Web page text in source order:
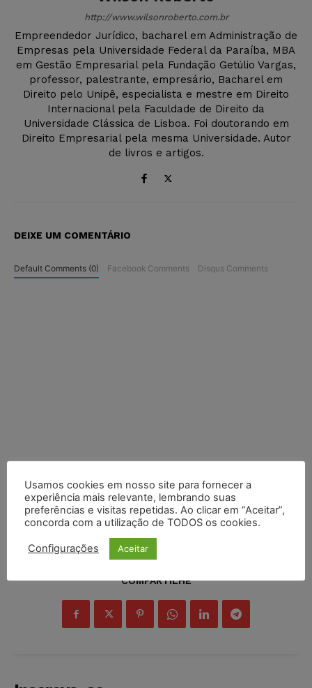
http://www.wilsonroberto.com.br
Empreendedor Jurídico, bacharel em Administração de
Empresas pela Universidade Federal da Paraíba, MBA
em Gestão Empresarial pela Fundação Getúlio Vargas,
professor, palestrante, empresário, Bacharel em
Direito pelo Unipê, especialista e mestre em Direito
Internacional pela Faculdade de Direito da
Universidade Clássica de Lisboa. Foi doutorando em
Direito Empresarial pela mesma Universidade. Autor
de livros e artigos.
DEIXE UM COMENTÁRIO
Default Comments (0) Facebook Comments Disqus Comments
COMPARTILHE
Usamos cookies em nosso site para fornecer a
experiência mais relevante, lembrando suas
preferências e visitas repetidas. Ao clicar em “Aceitar”,
concorda com a utilização de TODOS os cookies.
Configurações Aceitar